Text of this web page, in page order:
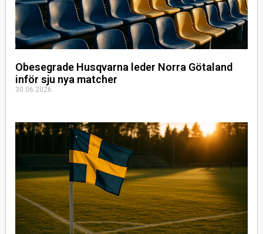
Obesegrade Husqvarna leder Norra Götaland
inför sju nya matcher
30.06.2026